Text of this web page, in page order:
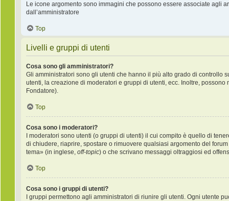
Le icone argomento sono immagini che possono essere associate agli
dall’amministratore
Top
Livelli e gruppi di utenti
Cosa sono gli amministratori?
Gli amministratori sono gli utenti che hanno il più alto grado di controllo
utenti, la creazione di moderatori e gruppi di utenti, ecc. Inoltre,
Fondatore).
Top
Cosa sono i moderatori?
I moderatori sono utenti (o gruppi di utenti) il cui compito è quello di
di chiudere, riaprire, spostare o rimuovere qualsiasi argomento del
tema» (in inglese, off-topic) o che scrivano messaggi oltraggiosi ed
Top
Cosa sono i gruppi di utenti?
I gruppi permettono agli amministratori di riunire gli utenti. Ogni utente